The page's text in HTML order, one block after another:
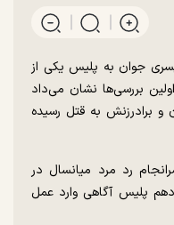
خبر قتل پسری جوان به پلیس یکی از
بررسی‌ها نشان می‌داد
و برادرزنش به قتل رسیده
رد مرد میانسال در
دهم پلیس آگاهی وارد عمل